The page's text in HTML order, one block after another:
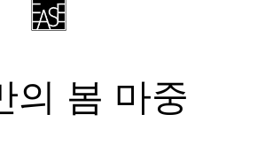
의 봄 마중